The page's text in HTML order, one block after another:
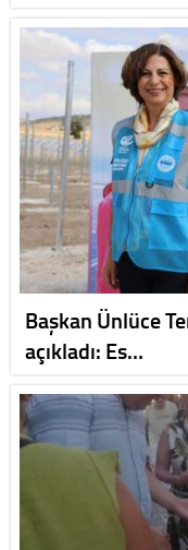
Başkan Ünlüce
açıkladı: Es…